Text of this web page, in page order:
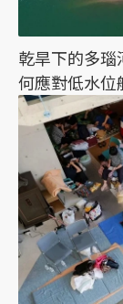
乾旱下的多
何應對低水位